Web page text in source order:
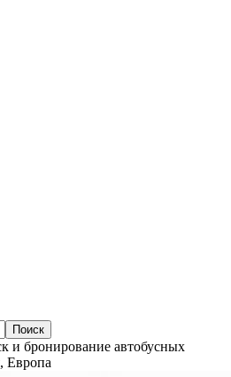
и бронирование автобусных
Европа